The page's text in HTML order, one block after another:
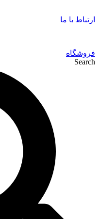
ارتباط با ما
فروشگاه
Search